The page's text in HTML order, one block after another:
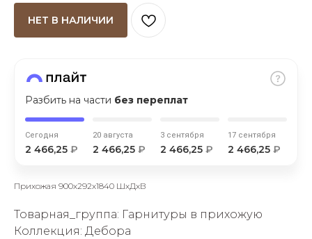
НЕТ В НАЛИЧИИ
Разбить на части без переплат
Сегодня
2 466,25 ₽
20 августа
2 466,25 ₽
3 сентября
2 466,25 ₽
17 сентября
2 466,25 ₽
недели
Прихожая 900х292х1840 ШхДхВ
Товарная_группа: Гарнитуры в прихожую
Коллекция: Дебора